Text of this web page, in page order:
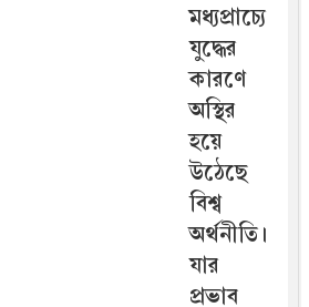
মধ্যপ্রাচ্যে
যুদ্ধের
কারণে
অস্থির
হয়ে
উঠেছে
বিশ্ব
অর্থনীতি।
যার
প্রভাব